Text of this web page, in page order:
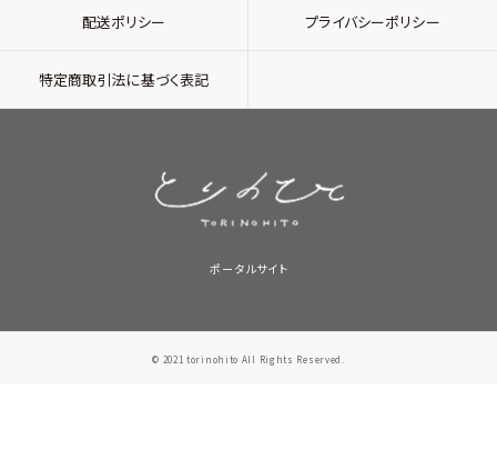
配送ポリシー プライバシーポリシー
特定商取引法に基づく表記
ポータルサイト
© 2021 torinohito All Rights Reserved.